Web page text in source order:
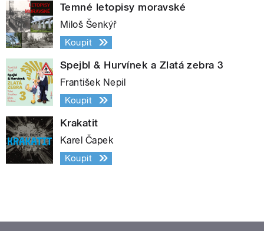
Temné letopisy moravské
Miloš Šenkýř
Koupit
Spejbl & Hurvínek a Zlatá zebra 3
František Nepil
Koupit
Krakatit
Karel Čapek
Koupit